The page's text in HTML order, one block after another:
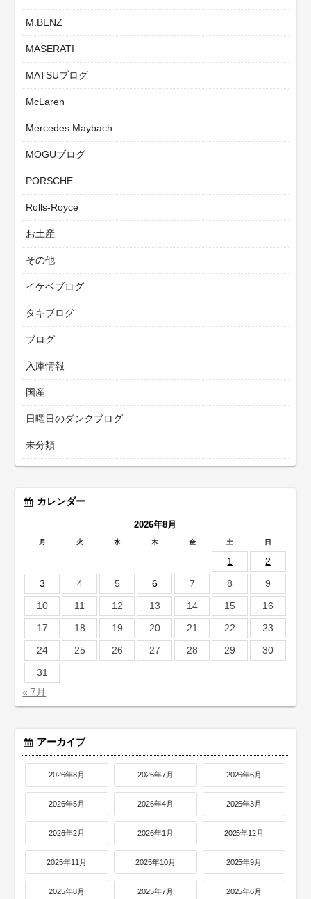
M.BENZ
MASERATI
MATSUブログ
McLaren
Mercedes Maybach
MOGUブログ
PORSCHE
Rolls-Royce
お土産
その他
イケベブログ
タキブログ
ブログ
入庫情報
国産
日曜日のダンクブログ
未分類
カレンダー
2026年8月
月 火 水 木 金 土 日
1
2
3
4 5 6 7 8
9
10
11 12 13 14 15
16
17
18 19 20 21 22
23
24
25 26 27 28 29
30
31
« 7月
アーカイブ
2026年8月 2026年7月 2026年6月
2026年5月 2026年4月 2026年3月
2026年2月 2026年1月 2025年12月
2025年11月 2025年10月 2025年9月
2025年8月 2025年7月 2025年6月